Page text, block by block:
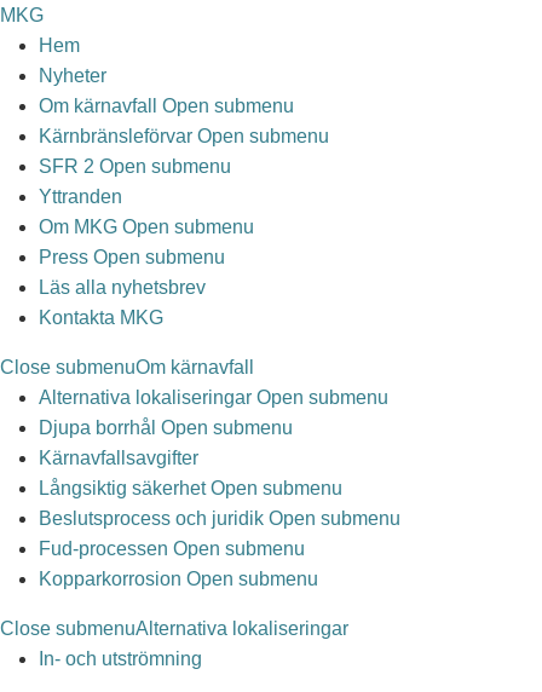
MKG
Hem
Nyheter
Om kärnavfall
Open submenu
Kärnbränsleförvar Open submenu
SFR 2 Open submenu
Yttranden
Om MKG Open submenu
Press Open submenu
Läs alla nyhetsbrev
Kontakta MKG
Close submenuOm kärnavfall
Alternativa lokaliseringar Open submenu
Djupa borrhål Open submenu
Kärnavfallsavgifter
Långsiktig säkerhet Open submenu
Beslutsprocess och juridik Open submenu
Fud-processen Open submenu
Kopparkorrosion Open submenu
Close submenuAlternativa lokaliseringar
In- och utströmning
Hoppa till huvudinnehåll